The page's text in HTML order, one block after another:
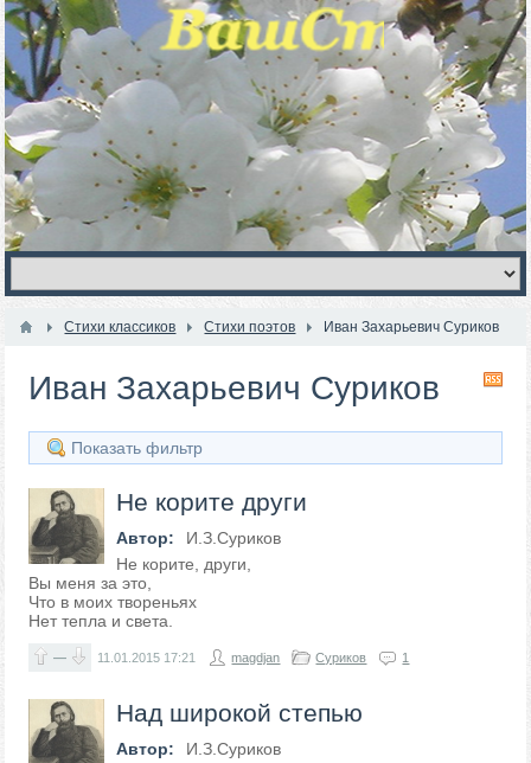
Стихи классиков Стихи поэтов Иван Захарьевич Суриков
Иван Захарьевич Суриков
Показать фильтр
Не корите други
Автор:
И.З.Суриков
Не корите, други,
Вы меня за это,
Что в моих твореньях
Нет тепла и света.
— 11.01.2015 17:21 magdjan Суриков 1
Над широкой степью
Автор:
И.З.Суриков